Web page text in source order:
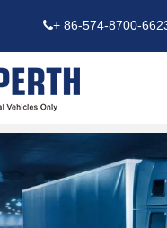
+ 86-574-8700-